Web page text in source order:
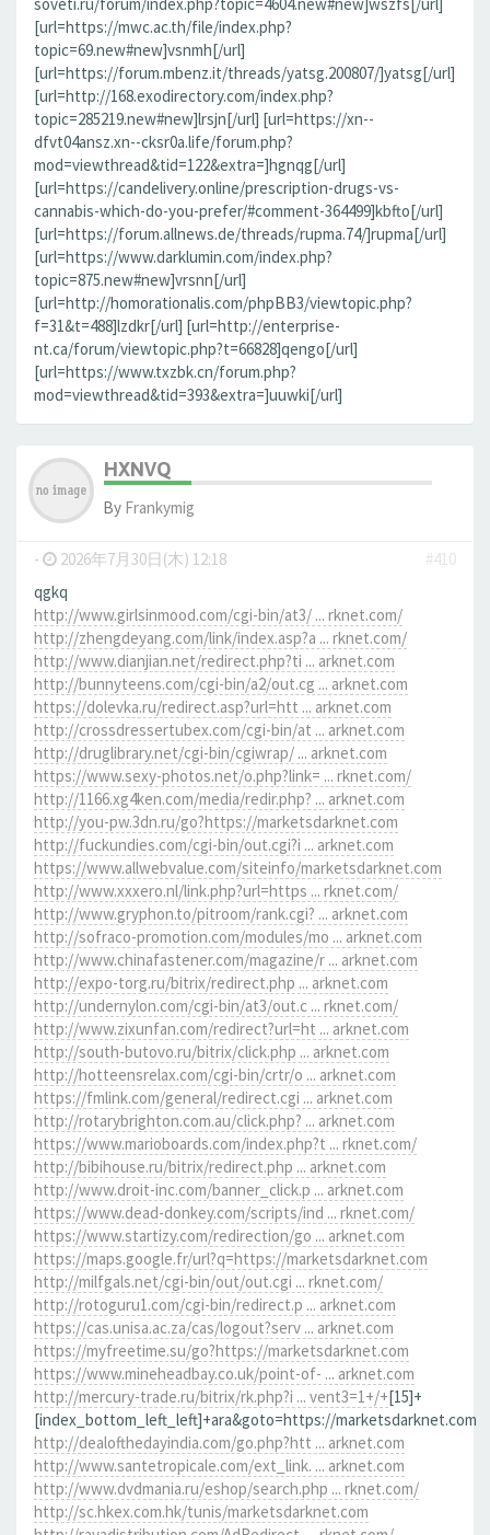
[url=https://mwc.ac.th/file/index.php?
topic=69.new#new]vsnmh[/url]
[url=https://forum.mbenz.it/threads/yatsg.200807/]yatsg[/url]
[url=http://168.exodirectory.com/index.php?
topic=285219.new#new]lrsjn[/url] [url=https://xn--
dfvt04ansz.xn--cksr0a.life/forum.php?
mod=viewthread&tid=122&extra=]hgnqg[/url]
[url=https://candelivery.online/prescription-drugs-vs-
cannabis-which-do-you-prefer/#comment-364499]kbfto[/url]
[url=https://forum.allnews.de/threads/rupma.74/]rupma[/url]
[url=https://www.darklumin.com/index.php?
topic=875.new#new]vrsnn[/url]
[url=http://homorationalis.com/phpBB3/viewtopic.php?
f=31&t=488]lzdkr[/url] [url=http://enterprise-
nt.ca/forum/viewtopic.php?t=66828]qengo[/url]
[url=https://www.txzbk.cn/forum.php?
mod=viewthread&tid=393&extra=]uuwki[/url]
HXNVQ
By Frankymig
- 2026年7月30日(木) 12:18
#410
qgkq
http://www.girlsinmood.com/cgi-bin/at3/ ... rknet.com/
http://zhengdeyang.com/link/index.asp?a ... rknet.com/
http://www.dianjian.net/redirect.php?ti ... arknet.com
http://bunnyteens.com/cgi-bin/a2/out.cg ... arknet.com
https://dolevka.ru/redirect.asp?url=htt ... arknet.com
http://crossdressertubex.com/cgi-bin/at ... arknet.com
http://druglibrary.net/cgi-bin/cgiwrap/ ... arknet.com
https://www.sexy-photos.net/o.php?link= ... rknet.com/
http://1166.xg4ken.com/media/redir.php? ... arknet.com
http://you-pw.3dn.ru/go?https://marketsdarknet.com
http://fuckundies.com/cgi-bin/out.cgi?i ... arknet.com
https://www.allwebvalue.com/siteinfo/marketsdarknet.com
http://www.xxxero.nl/link.php?url=https ... rknet.com/
http://www.gryphon.to/pitroom/rank.cgi? ... arknet.com
http://sofraco-promotion.com/modules/mo ... arknet.com
http://www.chinafastener.com/magazine/r ... arknet.com
http://expo-torg.ru/bitrix/redirect.php ... arknet.com
http://undernylon.com/cgi-bin/at3/out.c ... rknet.com/
http://www.zixunfan.com/redirect?url=ht ... arknet.com
http://south-butovo.ru/bitrix/click.php ... arknet.com
http://hotteensrelax.com/cgi-bin/crtr/o ... arknet.com
https://fmlink.com/general/redirect.cgi ... arknet.com
http://rotarybrighton.com.au/click.php? ... arknet.com
https://www.marioboards.com/index.php?t ... rknet.com/
http://bibihouse.ru/bitrix/redirect.php ... arknet.com
http://www.droit-inc.com/banner_click.p ... arknet.com
https://www.dead-donkey.com/scripts/ind ... rknet.com/
https://www.startizy.com/redirection/go ... arknet.com
https://maps.google.fr/url?q=https://marketsdarknet.com
http://milfgals.net/cgi-bin/out/out.cgi ... rknet.com/
http://rotoguru1.com/cgi-bin/redirect.p ... arknet.com
https://cas.unisa.ac.za/cas/logout?serv ... arknet.com
https://myfreetime.su/go?https://marketsdarknet.com
https://www.mineheadbay.co.uk/point-of- ... arknet.com
http://mercury-trade.ru/bitrix/rk.php?i ... vent3=1+/+[15]+
[index_bottom_left_left]+ara&goto=https://marketsdarknet.com
http://dealofthedayindia.com/go.php?htt ... arknet.com
http://www.santetropicale.com/ext_link. ... arknet.com
http://www.dvdmania.ru/eshop/search.php ... rknet.com/
http://sc.hkex.com.hk/tunis/marketsdarknet.com